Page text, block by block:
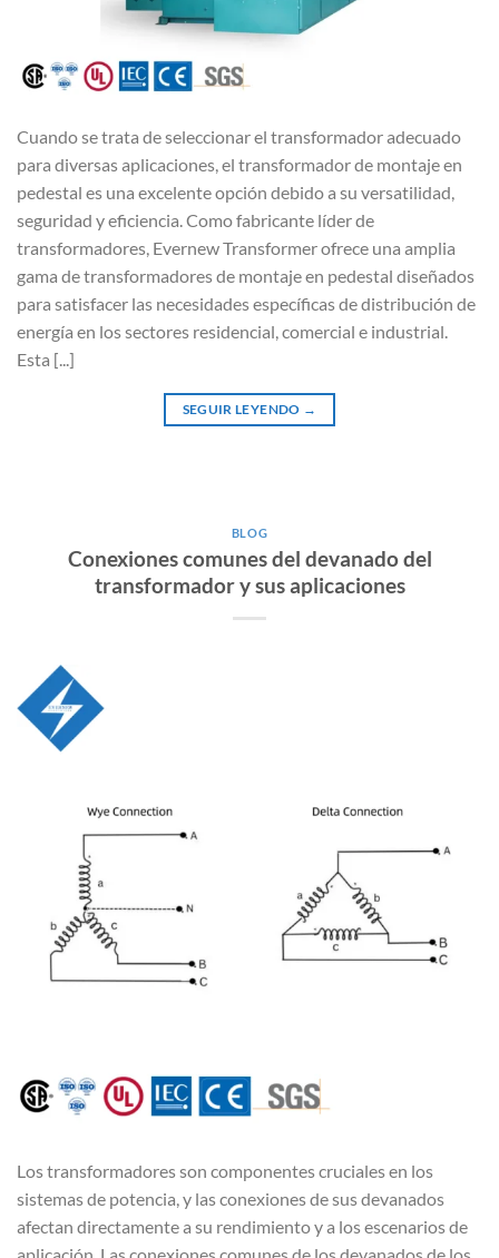
Cuando se trata de seleccionar el transformador adecuado
para diversas aplicaciones, el transformador de montaje en
pedestal es una excelente opción debido a su versatilidad,
seguridad y eficiencia. Como fabricante líder de
transformadores, Evernew Transformer ofrece una amplia
gama de transformadores de montaje en pedestal diseñados
para satisfacer las necesidades específicas de distribución de
energía en los sectores residencial, comercial e industrial.
Esta [...]
SEGUIR LEYENDO →
BLOG
Conexiones comunes del devanado del
transformador y sus aplicaciones
Los transformadores son componentes cruciales en los
sistemas de potencia, y las conexiones de sus devanados
afectan directamente a su rendimiento y a los escenarios de
aplicación. Las conexiones comunes de los devanados de los